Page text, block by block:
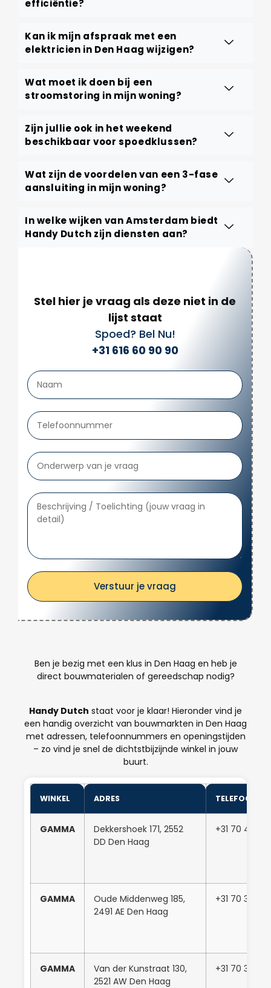
efficiëntie?
Kan ik mijn afspraak met een
elektricien in Den Haag wijzigen?
Wat moet ik doen bij een
stroomstoring in mijn woning?
Zijn jullie ook in het weekend
beschikbaar voor spoedklussen?
Wat zijn de voordelen van een 3-fase
aansluiting in mijn woning?
In welke wijken van Amsterdam biedt
Handy Dutch zijn diensten aan?
Stel hier je vraag als deze niet in de
lijst staat
Spoed? Bel Nu!
+31 616 60 90 90
Verstuur je vraag
Ben je bezig met een klus in Den Haag en heb je
direct bouwmaterialen of gereedschap nodig?
Handy Dutch staat voor je klaar! Hieronder vind je
een handig overzicht van bouwmarkten in Den Haag
met adressen, telefoonnummers en openingstijden
– zo vind je snel de dichtstbijzijnde winkel in jouw
buurt.
WINKEL ADRES
GAMMA
Dekkershoek 171, 2552
DD Den Haag
+31 70 440
GAMMA
Oude Middenweg 185,
2491 AE Den Haag
+31 70 301
GAMMA
Van der Kunstraat 130,
2521 AW Den Haag
+31 70 388